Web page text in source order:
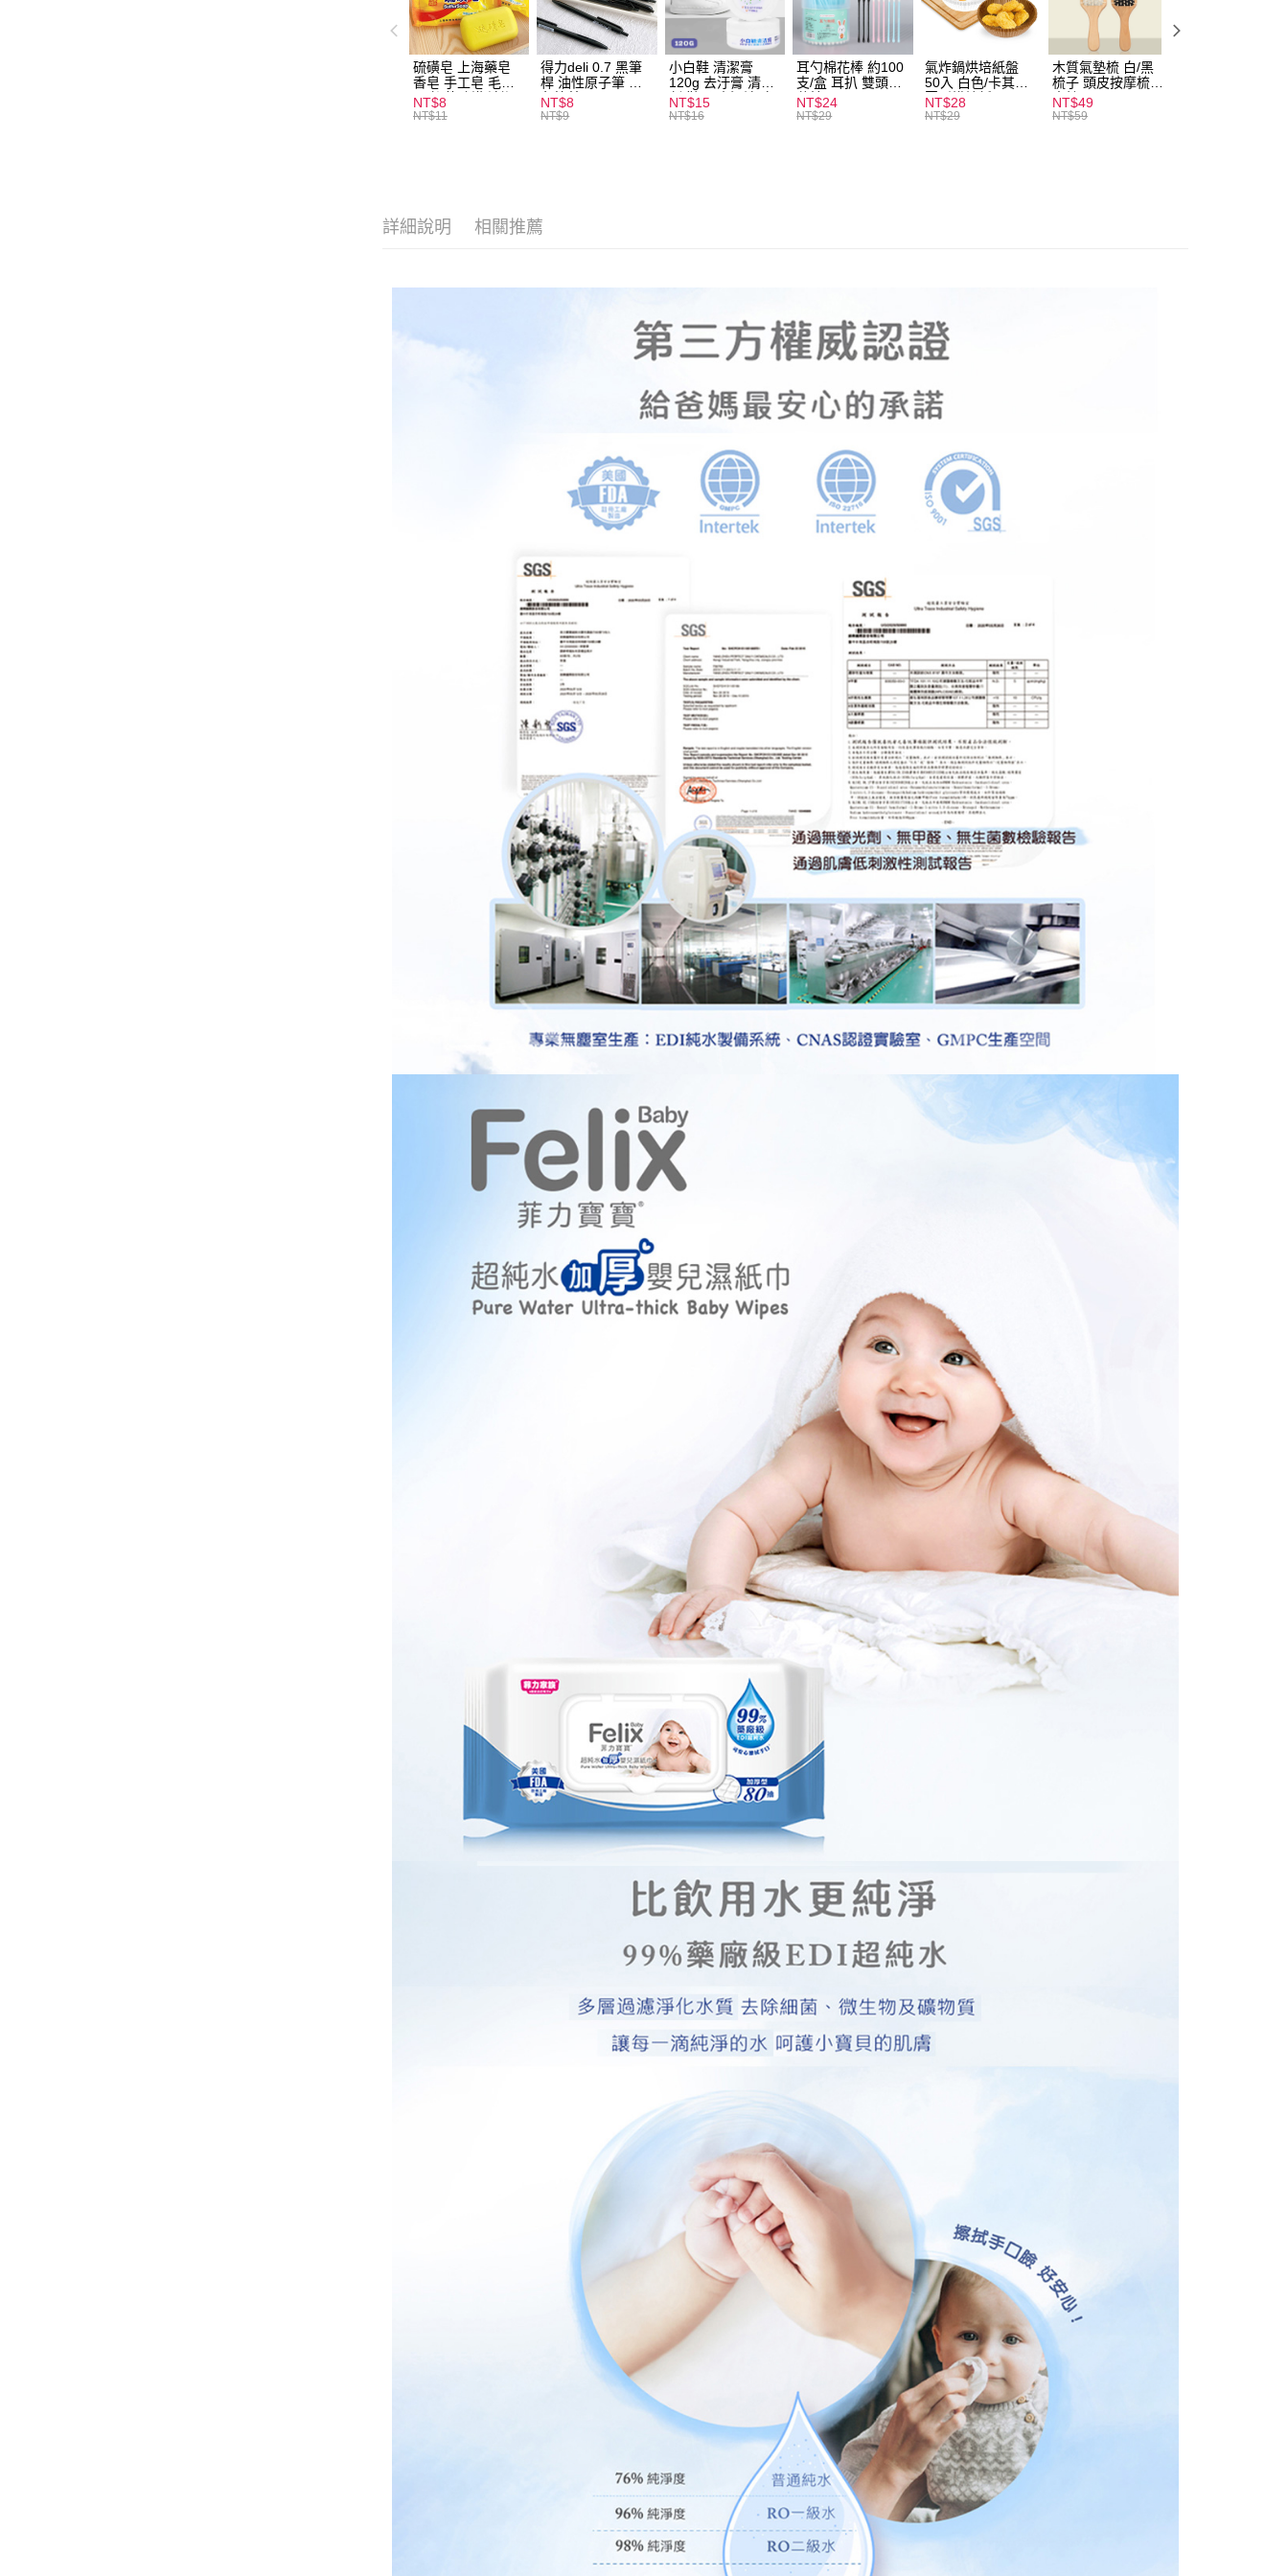
全家取貨付款
每筆NT$60，滿NT$599(含以上)免運費
付款後全家取貨
每筆NT$60，滿NT$599(含以上)免運費
硫磺皂 上海藥皂
香皂 手工皂 毛囊
炎 抑菌除蟎 清潔
護膚 去油去痘 寵
NT$8
NT$11
得力deli 0.7 黑筆
桿 油性原子筆 黑
色筆芯 S304
NT$8
NT$9
小白鞋 清潔膏
120g 去汙膏 清潔
劑 鞋子 去汙漬 白
皮鞋 鞋油
NT$15
NT$16
耳勺棉花棒 約100
支/盒 耳扒 雙頭棉
花棒
NT$24
NT$29
氣炸鍋烘培紙盤
50入 白色/卡其色
圓形烘焙紙
NT$28
NT$29
木質氣墊梳 白/黑
梳子 頭皮按摩梳
木梳
NT$49
NT$59
詳細說明 相關推薦